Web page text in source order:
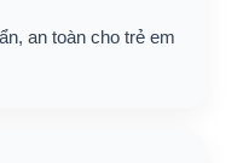
an toàn cho trẻ em